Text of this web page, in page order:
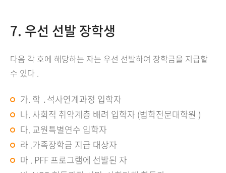
7. 우선 선발 장학생
다음 각 호에 해당하는 자는 우선 선발하여 장학금을 지급할
수 있다 .
가. 학 ․석사연계과정 입학자
나. 사회적 취약계층 배려 입학자 (법학전문대학원 )
다. 교원특별연수 입학자
라 .가족장학금 지급 대상자
마 . PFF 프로그램에 선발된 자